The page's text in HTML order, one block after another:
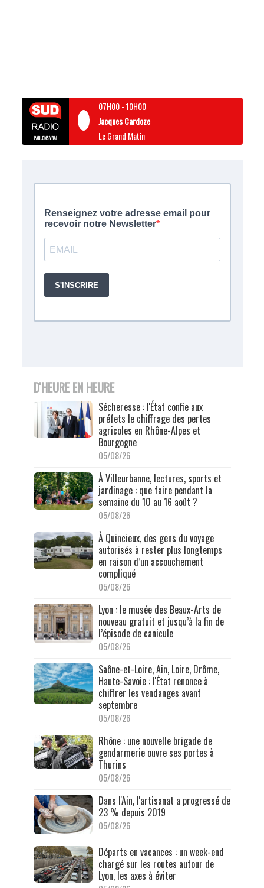
07H00-10H00
Jacques Cardoze
Le Grand Matin
D'HEURE EN HEURE
Sécheresse : l'État confie aux
préfets le chiffrage des pertes
agricoles en Rhône-Alpes et
Bourgogne
05/08/26
À Villeurbanne, lectures, sports et
jardinage : que faire pendant la
semaine du 10 au 16 août ?
05/08/26
À Quincieux, des gens du voyage
autorisés à rester plus longtemps
en raison d’un accouchement
compliqué
05/08/26
Lyon : le musée des Beaux-Arts de
nouveau gratuit et jusqu’à la fin de
l’épisode de canicule
05/08/26
Saône-et-Loire, Ain, Loire, Drôme,
Haute-Savoie : l'État renonce à
chiffrer les vendanges avant
septembre
05/08/26
Rhône : une nouvelle brigade de
gendarmerie ouvre ses portes à
Thurins
05/08/26
Dans l'Ain, l'artisanat a progressé de
23 % depuis 2019
05/08/26
Départs en vacances : un week-end
chargé sur les routes autour de
Lyon, les axes à éviter